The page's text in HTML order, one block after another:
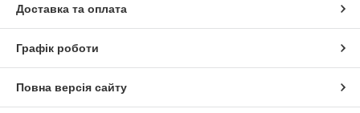
Доставка та оплата
Графік роботи
Повна версія сайту